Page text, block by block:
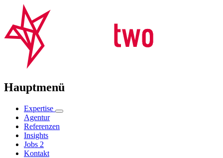
Hauptmenü
Expertise
Agentur
Referenzen
Insights
Jobs 2
Kontakt